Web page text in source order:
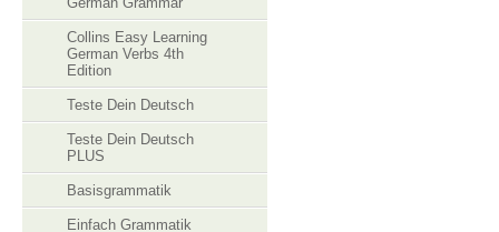
Collins Easy Learning
German Verbs 4th
Edition
Teste Dein Deutsch
Teste Dein Deutsch
PLUS
Basisgrammatik
Einfach Grammatik